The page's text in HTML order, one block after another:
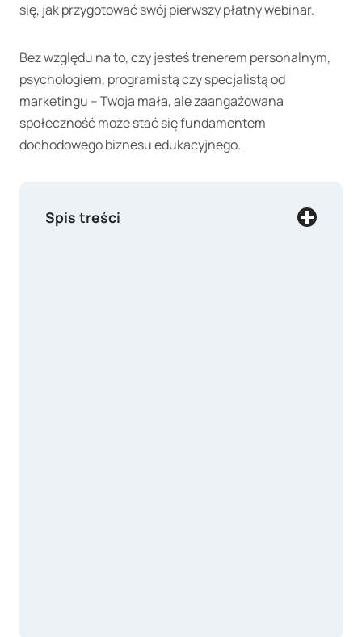
się, jak przygotować swój pierwszy płatny webinar.
Bez względu na to, czy jesteś trenerem personalnym,
psychologiem, programistą czy specjalistą od
marketingu – Twoja mała, ale zaangażowana
społeczność może stać się fundamentem
dochodowego biznesu edukacyjnego.
Spis treści